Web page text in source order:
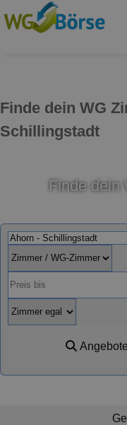
Finde dein WG
Schillingstadt
Finde dein